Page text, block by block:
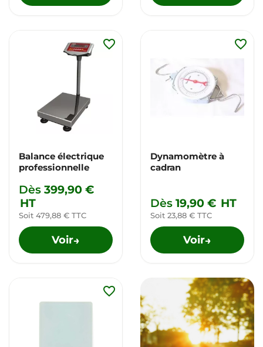
Balance électrique
professionnelle
Dès 399,90 €
HT
Soit 479,88 € TTC
Voir→
favorite_border
Dynamomètre à
cadran
Dès 19,90 € HT
Soit 23,88 € TTC
Voir→
favorite_border
favorite_border